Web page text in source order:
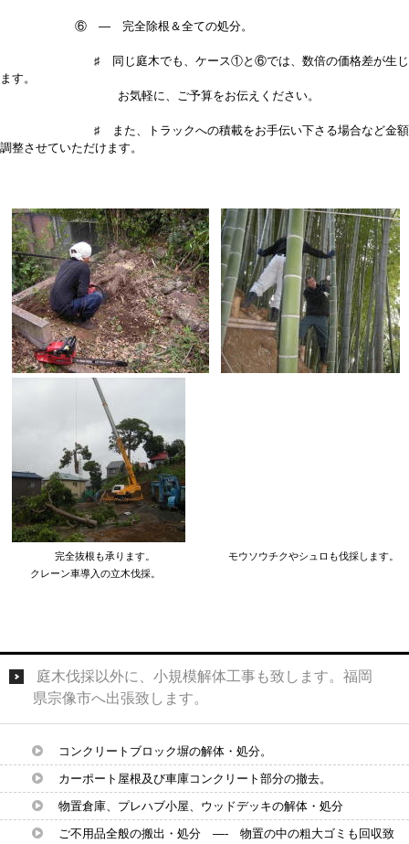
⑥ — 完全除根＆全ての処分。
♯ 同じ庭木でも、ケース①と⑥では、数倍の価格差が生じ
ます。
お気軽に、ご予算をお伝えください。
♯ また、トラックへの積載をお手伝い下さる場合など金額
調整させていただけます。
完全抜根も承ります。 モウソウチクやシュロも伐採します。
クレーン車導入の立木伐採。
庭木伐採以外に、小規模解体工事も致します。福岡
県宗像市へ出張致します。
コンクリートブロック塀の解体・処分。
カーポート屋根及び車庫コンクリート部分の撤去。
物置倉庫、プレハブ小屋、ウッドデッキの解体・処分
ご不用品全般の搬出・処分 —- 物置の中の粗大ゴミも回収致